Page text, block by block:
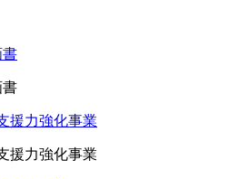
書
書
援力強化事業
援力強化事業